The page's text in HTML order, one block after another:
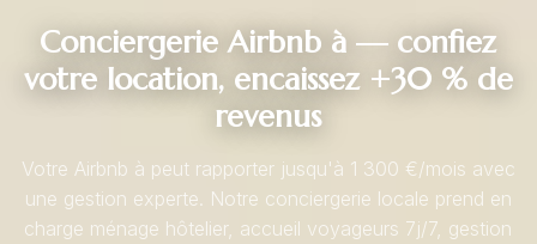
Conciergerie Airbnb à — confiez
votre location, encaissez +30 % de
revenus
Votre Airbnb à peut rapporter jusqu'à 1 300 €/mois avec
une gestion experte. Notre conciergerie locale prend en
charge ménage hôtelier, accueil voyageurs 7j/7, gestion